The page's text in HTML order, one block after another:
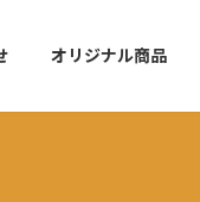
オリジナル商品